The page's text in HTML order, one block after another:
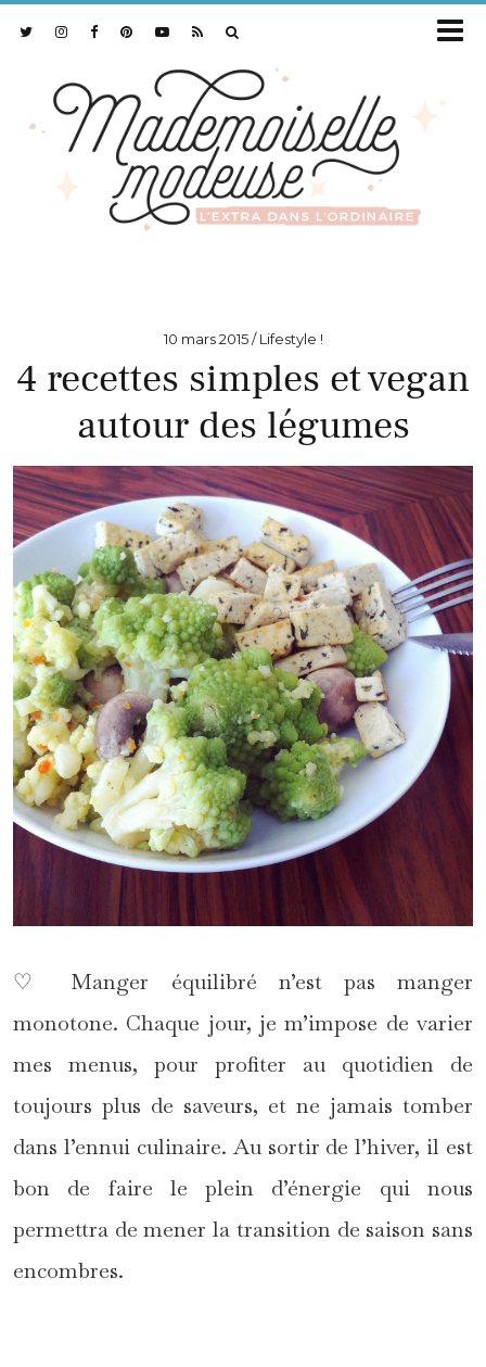
10 mars 2015 Lifestyle !
4 recettes simples et vegan
autour des légumes
♡ Manger équilibré n’est pas manger
monotone. Chaque jour, je m’impose de varier
mes menus, pour profiter au quotidien de
toujours plus de saveurs, et ne jamais tomber
dans l’ennui culinaire. Au sortir de l’hiver, il est
bon de faire le plein d’énergie qui nous
permettra de mener la transition de saison sans
encombres.